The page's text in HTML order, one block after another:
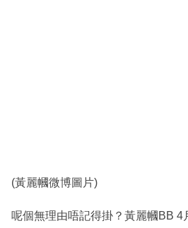
(黃麗幗微博圖片)
呢個無理由唔記得掛？黃麗幗BB 4